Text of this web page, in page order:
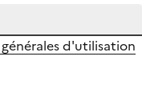
d'utilisation